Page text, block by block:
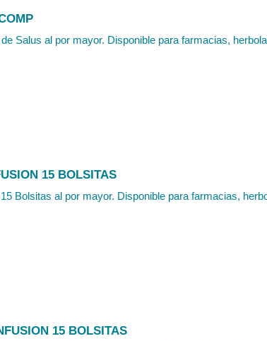
Salus al por mayor. Disponible para farmacias,
15 BOLSITAS
Bolsitas al por mayor. Disponible para farmacias,
15 BOLSITAS